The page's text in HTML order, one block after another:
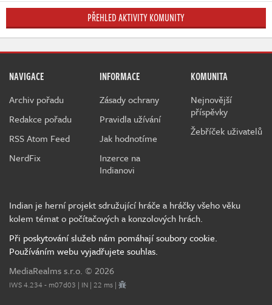
PŘEHLED AKTIVITY KOMUNITY
NAVIGACE
Archiv pořadu
Redakce pořadu
RSS Atom Feed
NerdFix
INFORMACE
Zásady ochrany
Pravidla užívání
Jak hodnotíme
Inzerce na
Indianovi
KOMUNITA
Nejnovější
příspěvky
Žebříček uživatelů
Indian je herní projekt sdružující hráče a hráčky všeho věku
kolem témat o počítačových a konzolových hrách.
Při poskytování služeb nám pomáhají soubory cookie.
Používáním webu vyjadřujete souhlas.
MediaRealms s.r.o. © 2026
IWS 4.234 - m07d03 | IN | 22 ms |